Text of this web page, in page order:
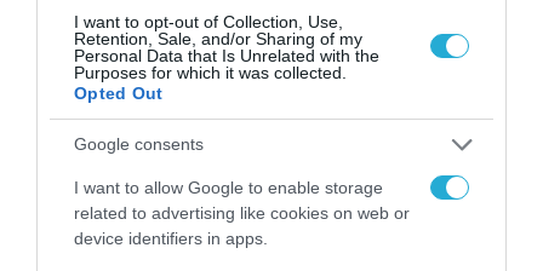
I want to opt-out of Collection, Use,
Retention, Sale, and/or Sharing of my
Personal Data that Is Unrelated with the
Purposes for which it was collected.
Opted Out
Google consents
I want to allow Google to enable storage
related to advertising like cookies on web or
device identifiers in apps.
Το χρηματοδοτούμενο
από την ΕΕ έργο “The
Gaming Police”
ενισχύει την ασφάλεια
των παιδιών στο
διαδίκτυο
31.07.2026
ΑΑΔΕ: Διευκρινίσεις
για τα πρόστιμα σε
παραβάσεις που
αφορούν τους ΦΗΜ